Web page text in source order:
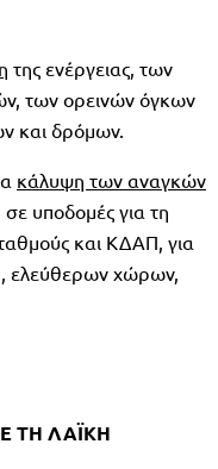
της ενέργειας, των
των ορεινών όγκων
και δρόμων.
κάλυψη των αναγκών
, σε υποδομές για τη
και ΚΔΑΠ, για
ελεύθερων χώρων,
ΤΗ ΛΑΪΚΗ